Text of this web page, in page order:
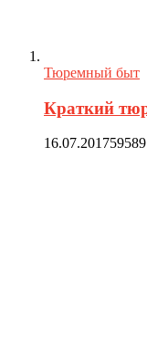
Тюремный быт
Краткий
16.07.2017